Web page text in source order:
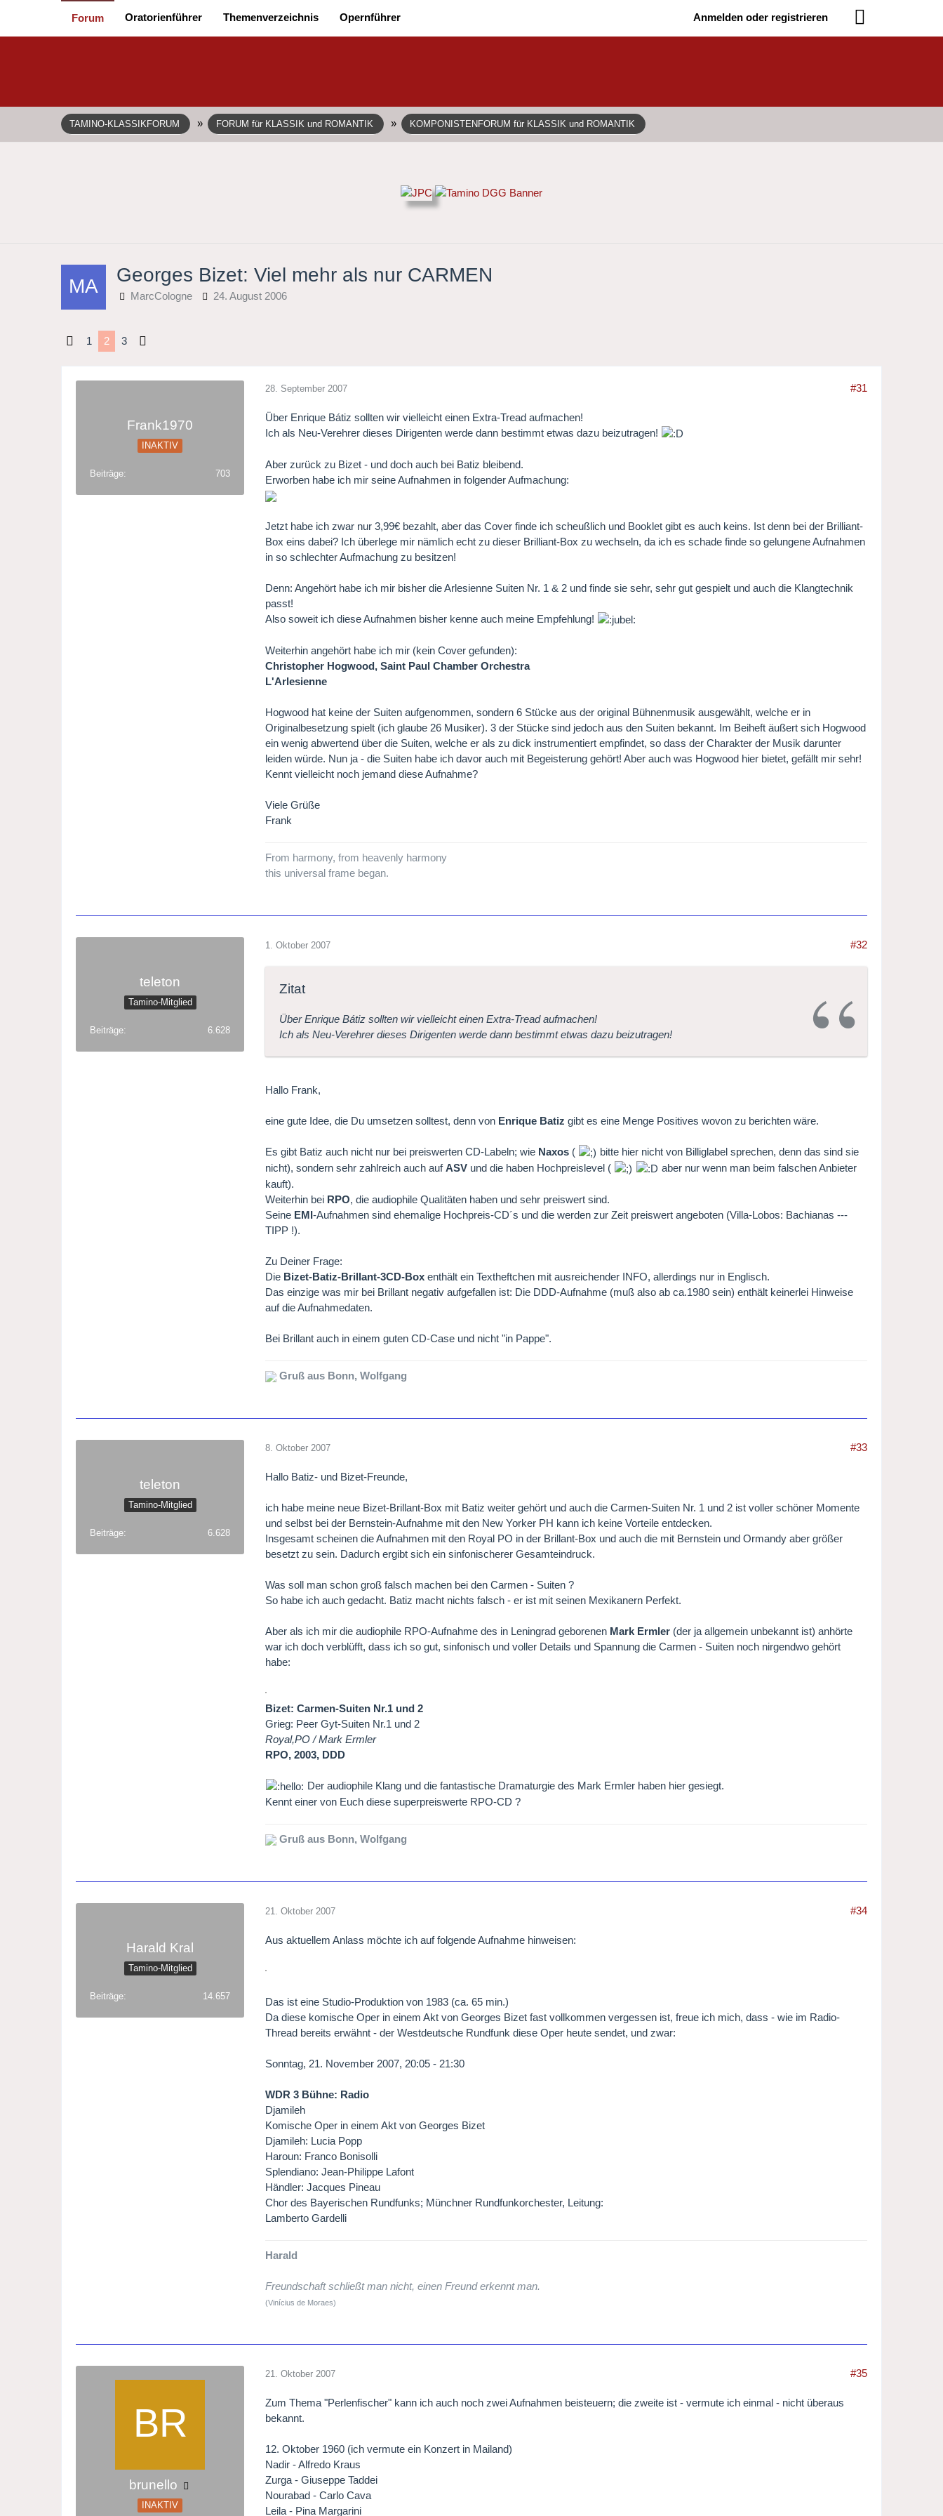
Forum Oratorienführer Themenverzeichnis Opernführer Anmelden oder registrieren
TAMINO-KLASSIKFORUM » FORUM für KLASSIK und ROMANTIK » KOMPONISTENFORUM für KLASSIK und ROMANTIK
Georges Bizet: Viel mehr als nur CARMEN
MarcCologne 24. August 2006
1 2 3
Frank1970
INAKTIV
Beiträge 703
28. September 2007 #31
Über Enrique Bátiz sollten wir vielleicht einen Extra-Tread aufmachen!
Ich als Neu-Verehrer dieses Dirigenten werde dann bestimmt etwas dazu beizutragen!
Aber zurück zu Bizet - und doch auch bei Batiz bleibend.
Erworben habe ich mir seine Aufnahmen in folgender Aufmachung:
Jetzt habe ich zwar nur 3,99€ bezahlt, aber das Cover finde ich scheußlich und Booklet gibt es auch keins. Ist denn bei der Brilliant-
Box eins dabei? Ich überlege mir nämlich echt zu dieser Brilliant-Box zu wechseln, da ich es schade finde so gelungene Aufnahmen
in so schlechter Aufmachung zu besitzen!
Denn: Angehört habe ich mir bisher die Arlesienne Suiten Nr. 1 & 2 und finde sie sehr, sehr gut gespielt und auch die Klangtechnik
passt!
Also soweit ich diese Aufnahmen bisher kenne auch meine Empfehlung!
Weiterhin angehört habe ich mir (kein Cover gefunden):
Christopher Hogwood, Saint Paul Chamber Orchestra
L'Arlesienne
Hogwood hat keine der Suiten aufgenommen, sondern 6 Stücke aus der original Bühnenmusik ausgewählt, welche er in
Originalbesetzung spielt (ich glaube 26 Musiker). 3 der Stücke sind jedoch aus den Suiten bekannt. Im Beiheft äußert sich Hogwood
ein wenig abwertend über die Suiten, welche er als zu dick instrumentiert empfindet, so dass der Charakter der Musik darunter
leiden würde. Nun ja - die Suiten habe ich davor auch mit Begeisterung gehört! Aber auch was Hogwood hier bietet, gefällt mir sehr!
Kennt vielleicht noch jemand diese Aufnahme?
Viele Grüße
Frank
From harmony, from heavenly harmony
this universal frame began.
teleton
Tamino-Mitglied
Beiträge 6.628
1. Oktober 2007 #32
Zitat
Über Enrique Bátiz sollten wir vielleicht einen Extra-Tread aufmachen!
Ich als Neu-Verehrer dieses Dirigenten werde dann bestimmt etwas dazu beizutragen!
Hallo Frank,
eine gute Idee, die Du umsetzen solltest, denn von Enrique Batizgibt es eine Menge Positives wovon zu berichten wäre.
Es gibt Batiz auch nicht nur bei preiswerten CD-Labeln; wie Naxos (
bitte hier nicht von Billiglabel sprechen, denn das sind sie
nicht), sondern sehr zahlreich auch aufASV und die haben Hochpreislevel (
aber nur wenn man beim falschen Anbieter
kauft).
Weiterhin bei RPO, die audiophile Qualitäten haben und sehr preiswert sind.
Seine EMI-Aufnahmen sind ehemalige Hochpreis-CD´s und die werden zur Zeit preiswert angeboten (Villa-Lobos: Bachianas ---
TIPP !).
Zu Deiner Frage:
Die Bizet-Batiz-Brillant-3CD-Boxenthält ein Textheftchen mit ausreichender INFO, allerdings nur in Englisch.
Das einzige was mir bei Brillant negativ aufgefallen ist: Die DDD-Aufnahme (muß also ab ca.1980 sein) enthält keinerlei Hinweise
auf die Aufnahmedaten.
Bei Brillant auch in einem guten CD-Case und nicht "in Pappe".
Gruß aus Bonn, Wolfgang
teleton
Tamino-Mitglied
Beiträge 6.628
8. Oktober 2007 #33
Hallo Batiz- und Bizet-Freunde,
ich habe meine neue Bizet-Brillant-Box mit Batiz weiter gehört und auch die Carmen-Suiten Nr. 1 und 2 ist voller schöner Momente
und selbst bei der Bernstein-Aufnahme mit den New Yorker PH kann ich keine Vorteile entdecken.
Insgesamt scheinen die Aufnahmen mit den Royal PO in der Brillant-Box und auch die mit Bernstein und Ormandy aber größer
besetzt zu sein. Dadurch ergibt sich ein sinfonischerer Gesamteindruck.
Was soll man schon groß falsch machen bei den Carmen - Suiten ?
So habe ich auch gedacht. Batiz macht nichts falsch - er ist mit seinen Mexikanern Perfekt.
Aber als ich mir die audiophile RPO-Aufnahme des in Leningrad geborenen Mark Ermler (der ja allgemein unbekannt ist) anhörte
war ich doch verblüfft, dass ich so gut, sinfonisch und voller Details und Spannung die Carmen - Suiten noch nirgendwo gehört
habe:
Bizet: Carmen-Suiten Nr.1 und 2
Grieg: Peer Gyt-Suiten Nr.1 und 2
Royal,PO / Mark Ermler
RPO, 2003, DDD
Der audiophile Klang und die fantastische Dramaturgie des Mark Ermler haben hier gesiegt.
Kennt einer von Euch diese superpreiswerte RPO-CD ?
Gruß aus Bonn, Wolfgang
Harald Kral
Tamino-Mitglied
Beiträge 14.657
21. Oktober 2007 #34
Aus aktuellem Anlass möchte ich auf folgende Aufnahme hinweisen:
Das ist eine Studio-Produktion von 1983 (ca. 65 min.)
Da diese komische Oper in einem Akt von Georges Bizet fast vollkommen vergessen ist, freue ich mich, dass - wie im Radio-
Thread bereits erwähnt - der Westdeutsche Rundfunk diese Oper heute sendet, und zwar:
Sonntag, 21. November 2007, 20:05 - 21:30
WDR 3 Bühne: Radio
Djamileh
Komische Oper in einem Akt von Georges Bizet
Djamileh: Lucia Popp
Haroun: Franco Bonisolli
Splendiano: Jean-Philippe Lafont
Händler: Jacques Pineau
Chor des Bayerischen Rundfunks; Münchner Rundfunkorchester, Leitung:
Lamberto Gardelli
Harald
Freundschaft schließt man nicht, einen Freund erkennt man.
(Vinícius de Moraes)
brunello
INAKTIV
21. Oktober 2007 #35
Zum Thema "Perlenfischer" kann ich auch noch zwei Aufnahmen beisteuern; die zweite ist - vermute ich einmal - nicht überaus
bekannt.
12. Oktober 1960 (ich vermute ein Konzert in Mailand)
Nadir - Alfredo Kraus
Zurga - Giuseppe Taddei
Nourabad - Carlo Cava
Leila - Pina Margarini